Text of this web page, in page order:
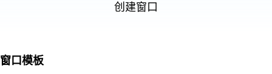
创建窗口
窗口模板